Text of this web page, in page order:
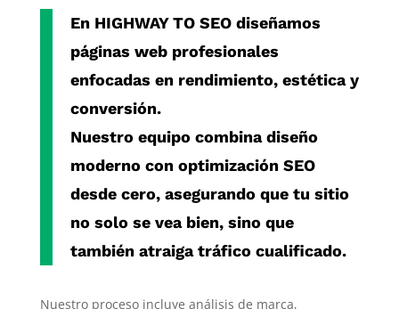
En HIGHWAY TO SEOdiseñamos
páginas web profesionales
enfocadas en rendimiento, estética y
conversión.
Nuestro equipo combina diseño
moderno con optimización SEO
desde cero, asegurando que tu sitio
no solo se vea bien, sino que
también atraiga tráfico cualificado.
Nuestro proceso incluye análisis de marca,